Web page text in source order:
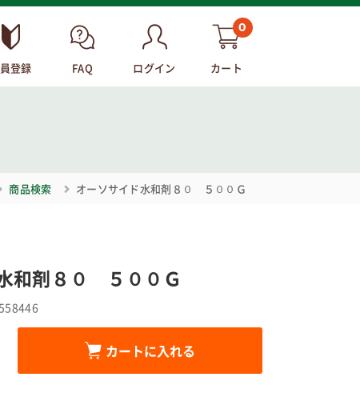
登録 FAQ ログイン
0
カート
商品検索 オーソサイド水和剤８０ ５００Ｇ
和剤８０ ５００Ｇ
カートに入れる